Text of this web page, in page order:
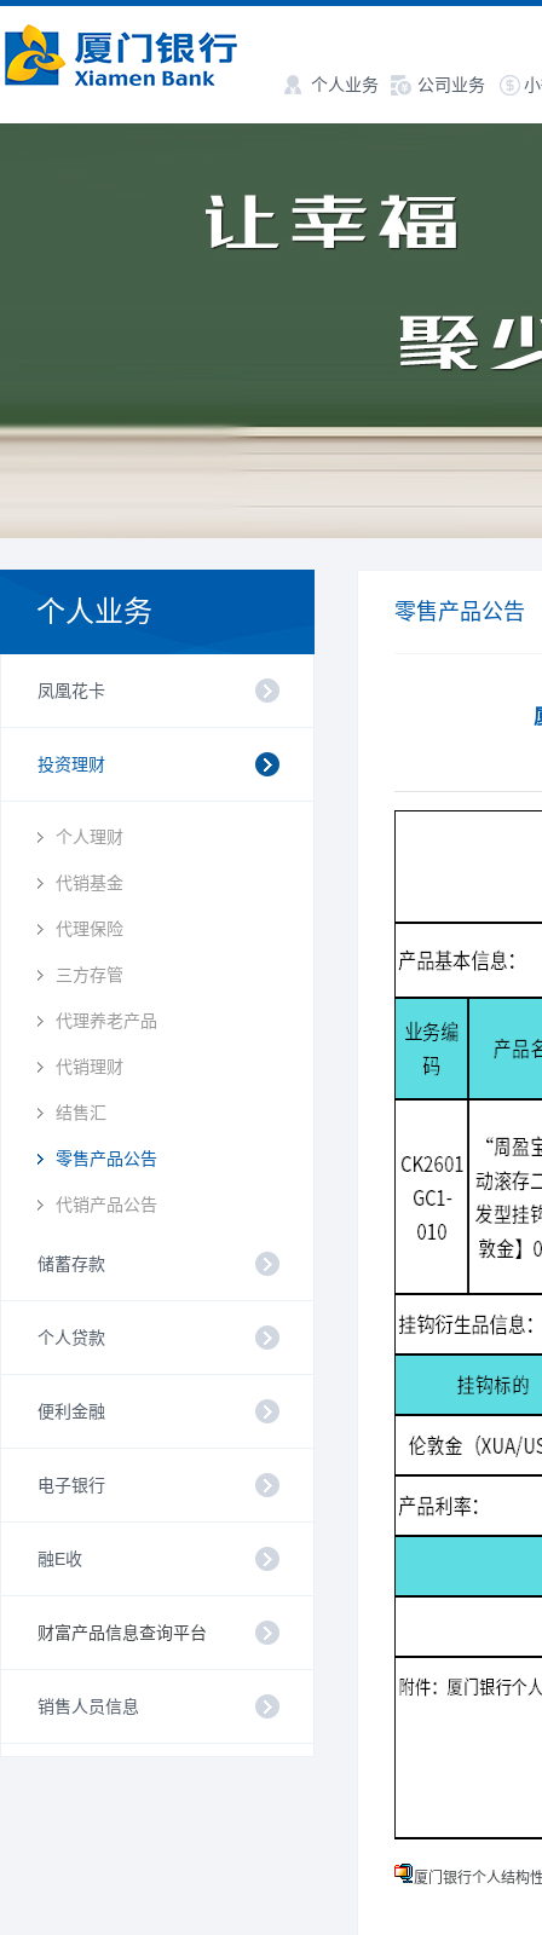
个人业务 公司业务
个人业务
凤凰花卡
投资理财
个人理财
代销基金
代理保险
三方存管
代理养老产品
代销理财
结售汇
零售产品公告
代销产品公告
储蓄存款
个人贷款
便利金融
电子银行
融E收
财富产品信息查询平台
销售人员信息
零售产品公告
厦门银行个人结构